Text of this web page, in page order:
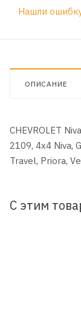
Нашли
ОПИСАНИЕ
CHEVROLET
2109, 4x4 Niva,
Travel, Priora,
С этим